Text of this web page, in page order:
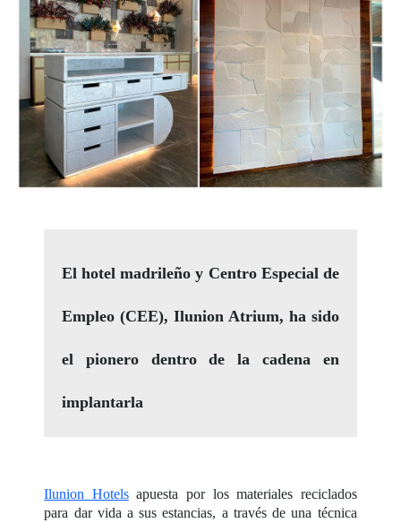
El hotel madrileño y Centro Especial de
Empleo (CEE), Ilunion Atrium, ha sido
el pionero dentro de la cadena en
implantarla
Ilunion Hotelsapuesta por los materiales reciclados
para dar vida a sus estancias, a través de una técnica